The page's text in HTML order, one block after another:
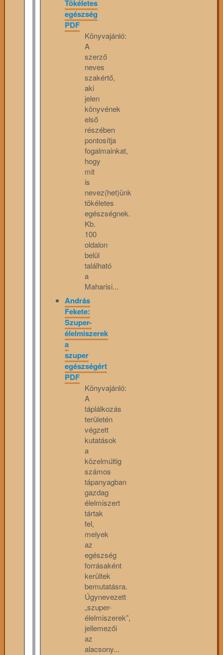
Tökéletes
egészség
PDF
Könyvajánló:
A
szerző
neves
szakértő,
aki
jelen
könyvének
első
részében
pontosítja
fogalmainkat,
hogy
mit
is
nevez(het)ünk
tökéletes
egészségnek.
Kb.
100
oldalon
belül
található
a
Maharisi...
András
Fekete:
Szuper-
élelmiszerek
a
szuper
egészségért
PDF
Könyvajánló:
A
táplálkozás
területén
végzett
kutatások
a
közelmúltig
számos
tápanyagban
gazdag
élelmiszert
tártak
fel,
melyek
az
egészség
forrásaként
kerültek
bemutatásra.
Úgynevezett
„szuper-
élelmiszerek”,
jellemezői
az
alacsony...